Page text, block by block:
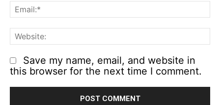
Save my name, email, and website in
this browser for the next time I comment.